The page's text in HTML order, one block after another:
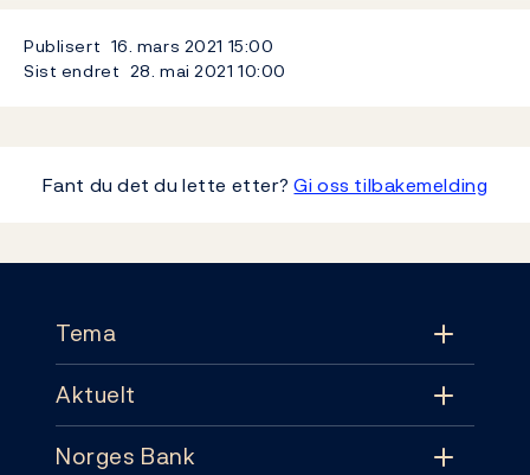
Publisert 16. mars 2021 15:00
Sist endret 28. mai 202110:00
Fant du det du lette etter?Gi oss tilbakemelding
Tema
Tema
Aktuelt
Aktuelt
Norges Bank